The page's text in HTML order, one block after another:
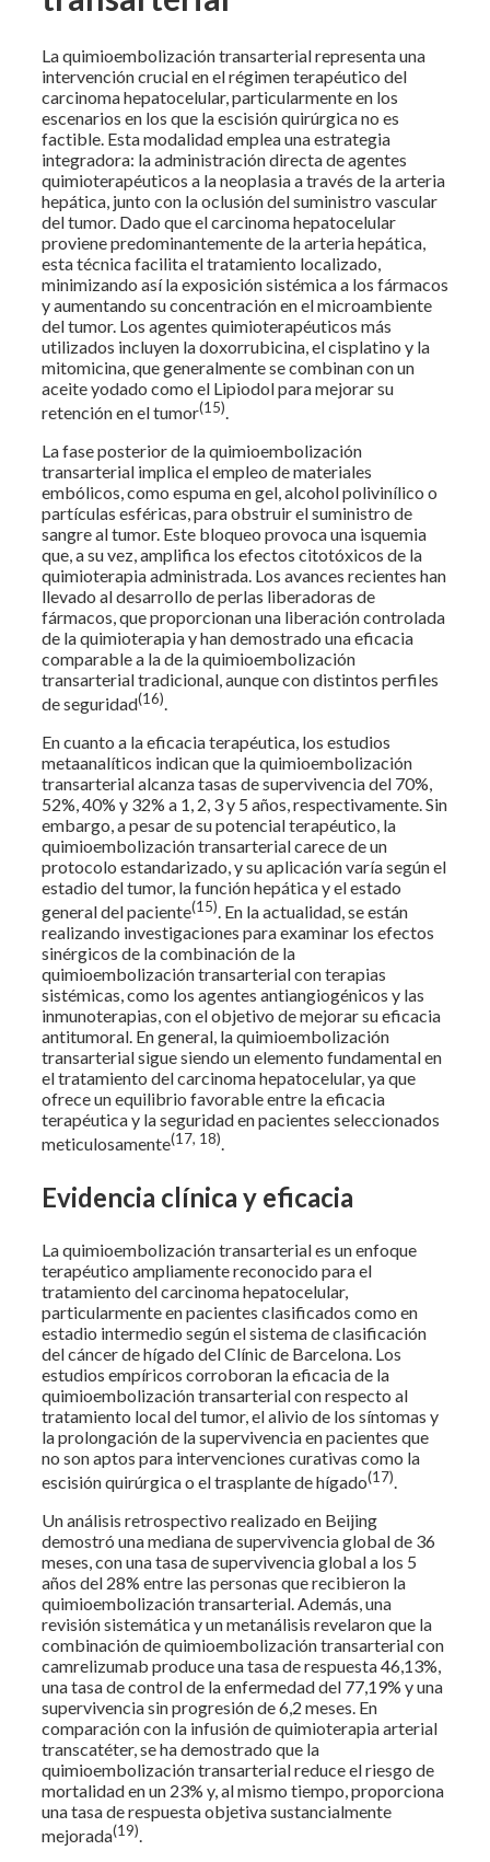
La quimioembolización transarterial representa una
intervención crucial en el régimen terapéutico del
carcinoma hepatocelular, particularmente en los
escenarios en los que la escisión quirúrgica no es
factible. Esta modalidad emplea una estrategia
integradora: la administración directa de agentes
quimioterapéuticos a la neoplasia a través de la arteria
hepática, junto con la oclusión del suministro vascular
del tumor. Dado que el carcinoma hepatocelular
proviene predominantemente de la arteria hepática,
esta técnica facilita el tratamiento localizado,
minimizando así la exposición sistémica a los fármacos
y aumentando su concentración en el microambiente
del tumor. Los agentes quimioterapéuticos más
utilizados incluyen la doxorrubicina, el cisplatino y la
mitomicina, que generalmente se combinan con un
aceite yodado como el Lipiodol para mejorar su
retención en el tumor(15).
La fase posterior de la quimioembolización
transarterial implica el empleo de materiales
embólicos, como espuma en gel, alcohol polivinílico o
partículas esféricas, para obstruir el suministro de
sangre al tumor. Este bloqueo provoca una isquemia
que, a su vez, amplifica los efectos citotóxicos de la
quimioterapia administrada. Los avances recientes han
llevado al desarrollo de perlas liberadoras de
fármacos, que proporcionan una liberación controlada
de la quimioterapia y han demostrado una eficacia
comparable a la de la quimioembolización
transarterial tradicional, aunque con distintos perfiles
de seguridad(16).
En cuanto a la eficacia terapéutica, los estudios
metaanalíticos indican que la quimioembolización
transarterial alcanza tasas de supervivencia del 70%,
52%, 40% y 32% a 1, 2, 3 y 5 años, respectivamente. Sin
embargo, a pesar de su potencial terapéutico, la
quimioembolización transarterial carece de un
protocolo estandarizado, y su aplicación varía según el
estadio del tumor, la función hepática y el estado
general del paciente(15). En la actualidad, se están
realizando investigaciones para examinar los efectos
sinérgicos de la combinación de la
quimioembolización transarterial con terapias
sistémicas, como los agentes antiangiogénicos y las
inmunoterapias, con el objetivo de mejorar su eficacia
antitumoral. En general, la quimioembolización
transarterial sigue siendo un elemento fundamental en
el tratamiento del carcinoma hepatocelular, ya que
ofrece un equilibrio favorable entre la eficacia
terapéutica y la seguridad en pacientes seleccionados
meticulosamente(17, 18).
Evidencia clínica y eficacia
La quimioembolización transarterial es un enfoque
terapéutico ampliamente reconocido para el
tratamiento del carcinoma hepatocelular,
particularmente en pacientes clasificados como en
estadio intermedio según el sistema de clasificación
del cáncer de hígado del Clínic de Barcelona. Los
estudios empíricos corroboran la eficacia de la
quimioembolización transarterial con respecto al
tratamiento local del tumor, el alivio de los síntomas y
la prolongación de la supervivencia en pacientes que
no son aptos para intervenciones curativas como la
escisión quirúrgica o el trasplante de hígado(17).
Un análisis retrospectivo realizado en Beijing
demostró una mediana de supervivencia global de 36
meses, con una tasa de supervivencia global a los 5
años del 28% entre las personas que recibieron la
quimioembolización transarterial. Además, una
revisión sistemática y un metanálisis revelaron que la
combinación de quimioembolización transarterial con
camrelizumab produce una tasa de respuesta 46,13%,
una tasa de control de la enfermedad del 77,19% y una
supervivencia sin progresión de 6,2 meses. En
comparación con la infusión de quimioterapia arterial
transcatéter, se ha demostrado que la
quimioembolización transarterial reduce el riesgo de
mortalidad en un 23% y, al mismo tiempo, proporciona
una tasa de respuesta objetiva sustancialmente
mejorada(19).